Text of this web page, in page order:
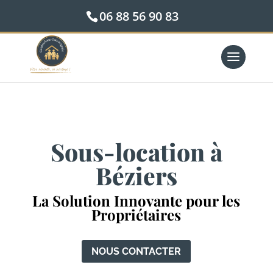
06 88 56 90 83
Sous-location à
Béziers
La Solution Innovante pour les
Propriétaires
NOUS CONTACTER